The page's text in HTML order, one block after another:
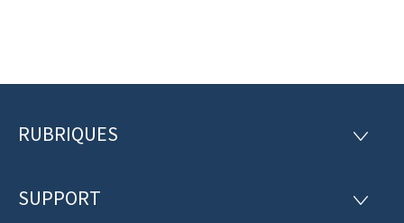
P
e
RUBRIQUES
R
R
SUPPORT
S